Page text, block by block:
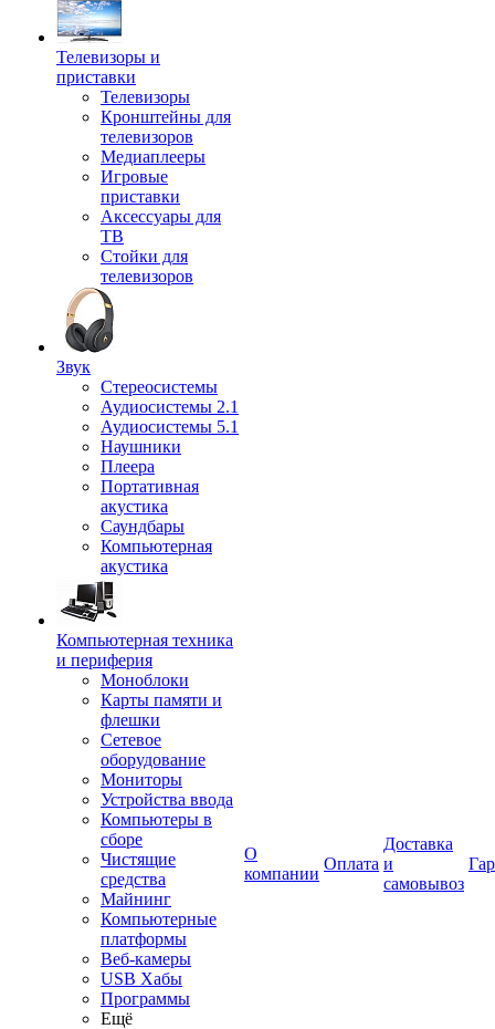
Телевизоры и
приставки
Телевизоры
Кронштейны для
телевизоров
Медиаплееры
Игровые
приставки
Аксессуары для
ТВ
Стойки для
телевизоров
Звук
Стереосистемы
Аудиосистемы 2.1
Аудиосистемы 5.1
Наушники
Плеера
Портативная
акустика
Саундбары
Компьютерная
акустика
Компьютерная техника
и периферия
Моноблоки
Карты памяти и
флешки
Сетевое
оборудование
Мониторы
Устройства ввода
Компьютеры в
сборе
Чистящие
средства
Майнинг
Компьютерные
платформы
Веб-камеры
USB Хабы
Программы
Ещё
О
компании
Оплата
Доставка
и
самовывоз